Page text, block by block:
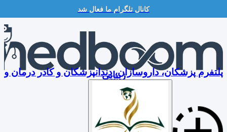
کانال تلگرام ما فعال شد
Skip
content
پلتفرم پزشکان، داروسازان، دندانپزشکان و کادر درمان و
زیبایی